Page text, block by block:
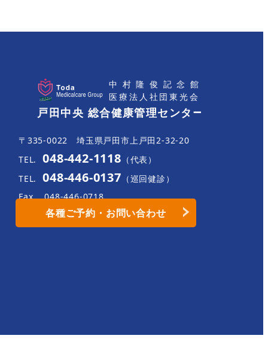
〒335-0022 埼玉県戸田市上戸田2-32-20
TEL.
048-442-1118 （代表）
TEL.
048-446-0137 （巡回健診）
Fax.
048-446-0718
各種ご予約・お問い合わせ